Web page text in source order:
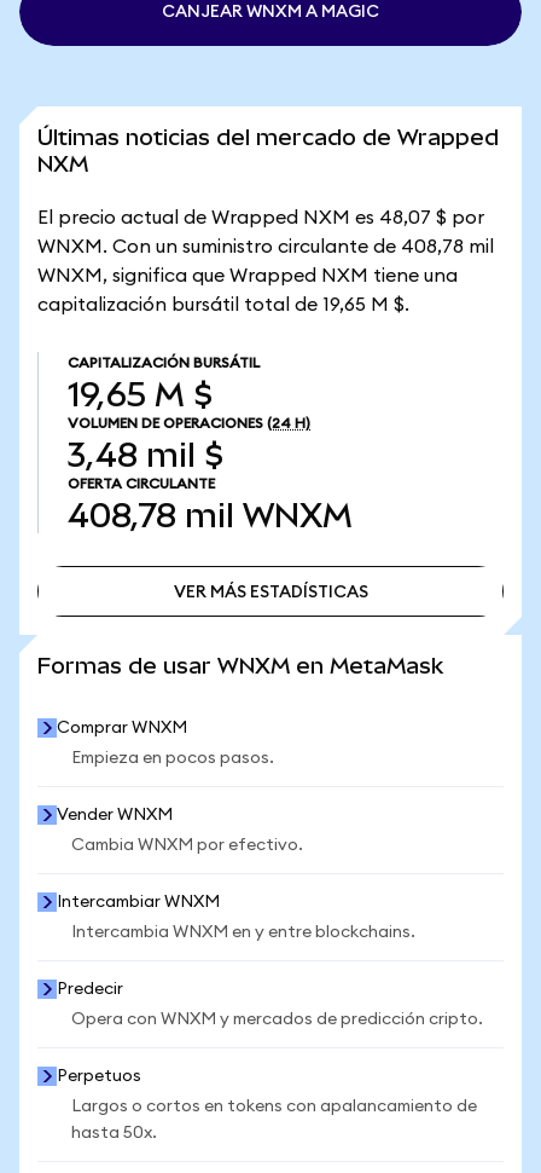
CANJEAR WNXM A MAGIC
Últimas noticias del mercado de Wrapped
NXM
El precio actual de Wrapped NXM es 48,07 $ por
WNXM. Con un suministro circulante de 408,78 mil
WNXM, significa que Wrapped NXM tiene una
capitalización bursátil total de 19,65 M $.
CAPITALIZACIÓN BURSÁTIL
19,65 M $
VOLUMEN DE OPERACIONES (24 H)
3,48 mil $
OFERTA CIRCULANTE
408,78 mil WNXM
VER MÁS ESTADÍSTICAS
Formas de usar WNXM en MetaMask
Comprar WNXM
Empieza en pocos pasos.
Vender WNXM
Cambia WNXM por efectivo.
Intercambiar WNXM
Intercambia WNXM en y entre blockchains.
Predecir
Opera con WNXM y mercados de predicción cripto.
Perpetuos
Largos o cortos en tokens con apalancamiento de
hasta 50x.